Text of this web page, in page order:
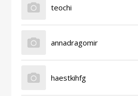
teochi
annadragomir
haestkihfg